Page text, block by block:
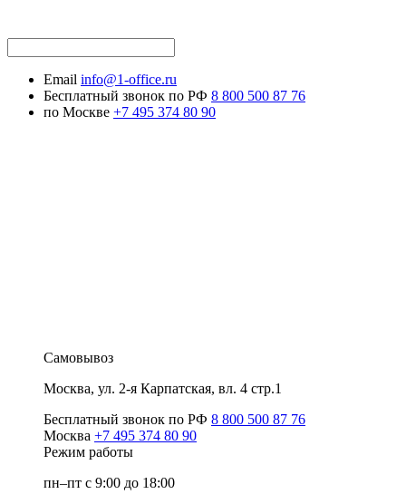
Email info@1-office.ru
Бесплатный звонок по РФ 8 800 500 87 76
по Москве +7 495 374 80 90
Самовывоз
Москва, ул. 2-я Карпатская, вл. 4 стр.1
Бесплатный звонок по РФ 8 800 500 87 76
Москва +7 495 374 80 90
Режим работы
пн–пт с 9:00 до 18:00